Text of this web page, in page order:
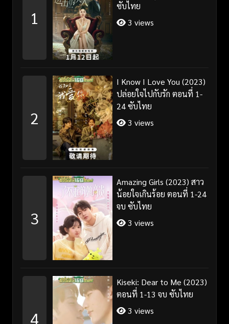
1
ซับไทย
3 views
2
I Know I Love You (2023)
ปล่อยใจไปกับรัก ตอนที่ 1-
24 ซับไทย
3 views
3
Amazing Girls (2023) สาว
น้อยใจเกินร้อย ตอนที่ 1-24
จบ ซับไทย
3 views
4
Kiseki: Dear to Me (2023)
ตอนที่ 1-13 จบ ซับไทย
3 views